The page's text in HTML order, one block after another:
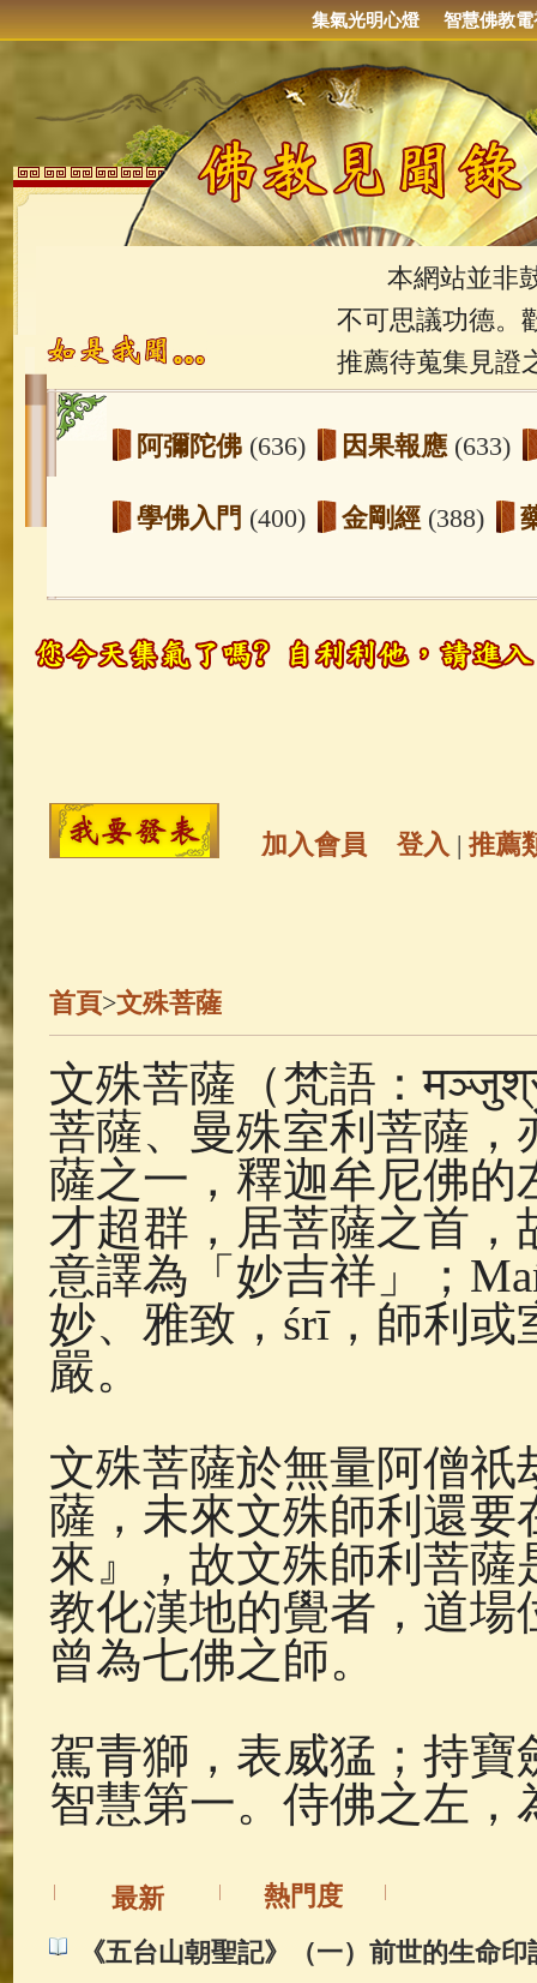
集氣光明心燈 智慧佛教電
本網站並非鼓
不可思議功德。
推薦待蒐集見證
阿彌陀佛 (636) 因果報應 (633)
學佛入門 (400) 金剛經 (388)
玉曆寶鈔(236) 地藏經(225)
觀世音菩薩 (147) 聖救度佛母(
金山活佛
善財童子五十三參
佛典故事 (37) 佛說療痔(腫瘤)
加入會員 登入 | 推薦
首頁>文殊菩薩
文殊菩薩（梵語：
菩薩、曼殊室利菩薩
薩之一，釋迦牟尼佛
才超群，居菩薩之首
意譯為「妙吉祥」；
妙、雅致，śrī，師利
嚴。
文殊菩薩於無量阿僧
薩，未來文殊師利還
來』，故文殊師利菩
教化漢地的覺者，道
曾為七佛之師。
駕青獅，表威猛；持
智慧第一。侍佛之左，
最新
熱門度
《五台山朝聖記》（一）前世的生命印